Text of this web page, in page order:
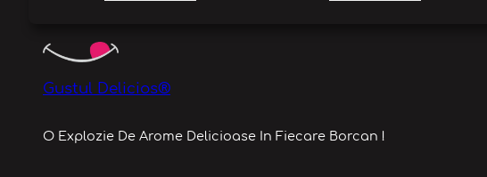
Gustul Delicios®
O Explozie De Arome Delicioase In Fiecare Borcan !